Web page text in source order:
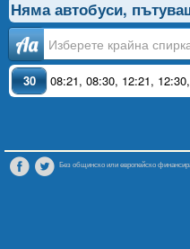
Как Да Стигна?
Инфо
Няма автобуси,
Аа
30 08:21, 08:30, 12:21, 12:30,
Без общинско или европейско